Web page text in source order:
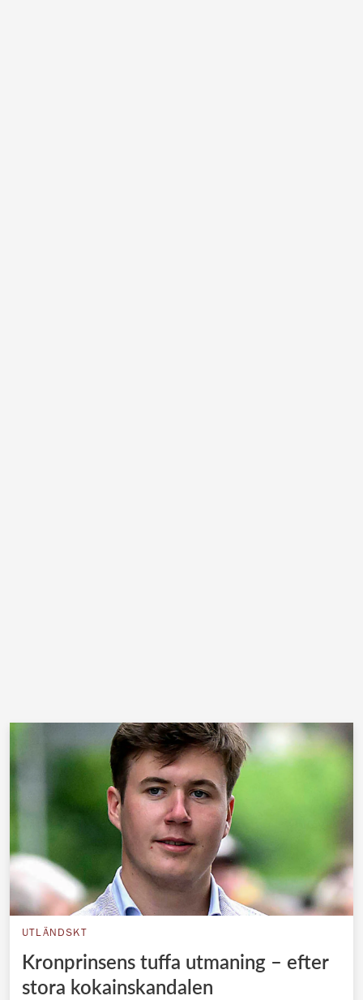
UTLÄNDSKT
Kronprinsens tuffa utmaning – efter
stora kokainskandalen